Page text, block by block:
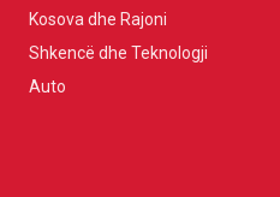
Kosova dhe Rajoni
Shkencë dhe Teknologji
Auto